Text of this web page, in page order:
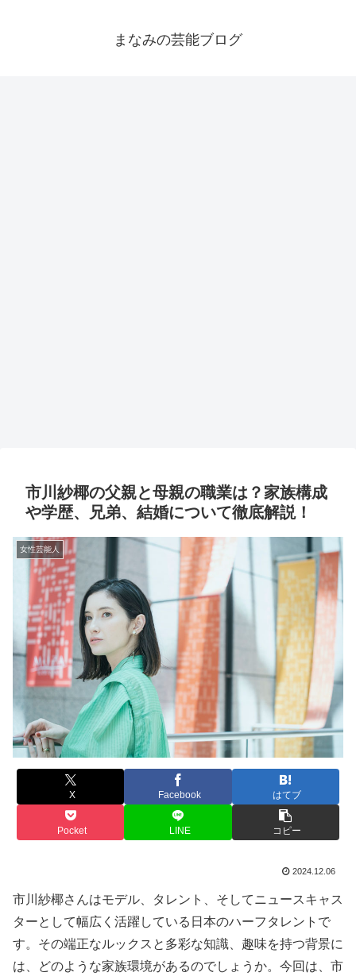
まなみの芸能ブログ
市川紗椰の父親と母親の職業は？家族構成
や学歴、兄弟、結婚について徹底解説！
女性芸能人
X Facebook はてブ
Pocket LINE コピー
2024.12.06
市川紗椰さんはモデル、タレント、そしてニュースキャス
ターとして幅広く活躍している日本のハーフタレントで
す。その端正なルックスと多彩な知識、趣味を持つ背景に
は、どのような家族環境があるのでしょうか。今回は、市